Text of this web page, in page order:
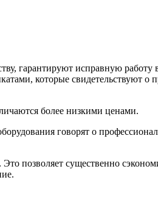
гарантируют исправную работу
которые свидетельствуют о
более низкими ценами.
говорят о
позволяет существенно